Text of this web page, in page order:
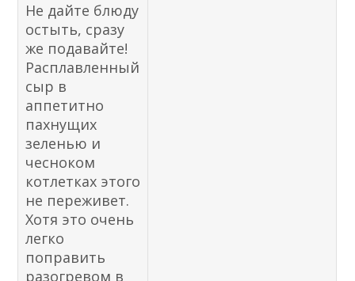
Не дайте блюду
остыть, сразу
же подавайте!
Расплавленный
сыр в
аппетитно
пахнущих
зеленью и
чесноком
котлетках этого
не переживет.
Хотя это очень
легко
поправить
разогревом в